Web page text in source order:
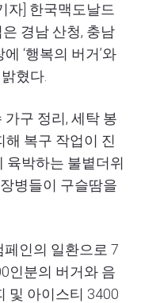
자] 한국맥도날드
경남 산청, 충남
‘행복의 버거’와
혔다.
구 정리, 세탁 봉
복구 작업이 진
육박하는 불볕더위
병들이 구슬땀을
페인의 일환으로 7
인분의 버거와 음
및 아이스티 3400